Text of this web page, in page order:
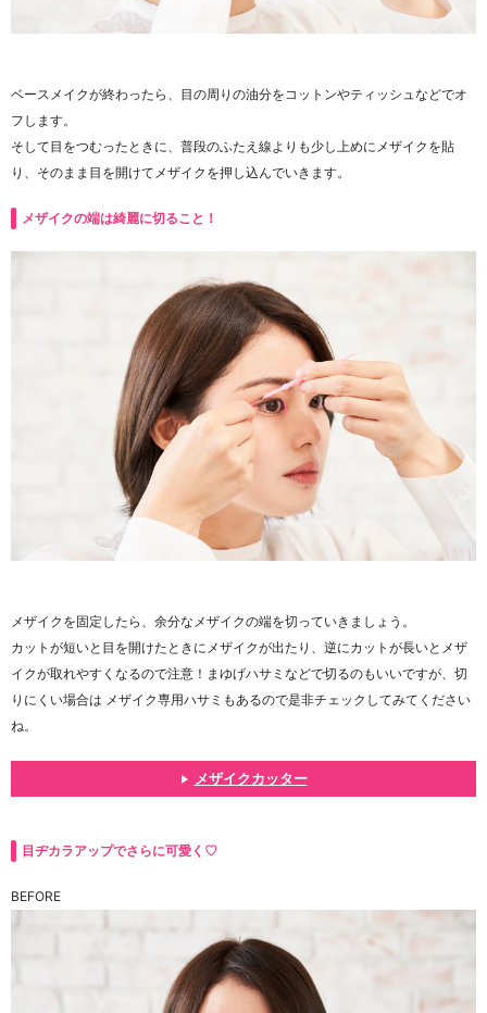
ベースメイクが終わったら、目の周りの油分をコットンやティッシュなどでオ
フします。
そして目をつむったときに、普段のふたえ線よりも少し上めにメザイクを貼
り、そのまま目を開けてメザイクを押し込んでいきます。
メザイクの端は綺麗に切ること！
メザイクを固定したら、余分なメザイクの端を切っていきましょう。
カットが短いと目を開けたときにメザイクが出たり、逆にカットが長いとメザ
イクが取れやすくなるので注意！まゆげハサミなどで切るのもいいですが、切
りにくい場合は メザイク専用ハサミもあるので是非チェックしてみてください
ね。
メザイクカッター
目ヂカラアップでさらに可愛く♡
BEFORE